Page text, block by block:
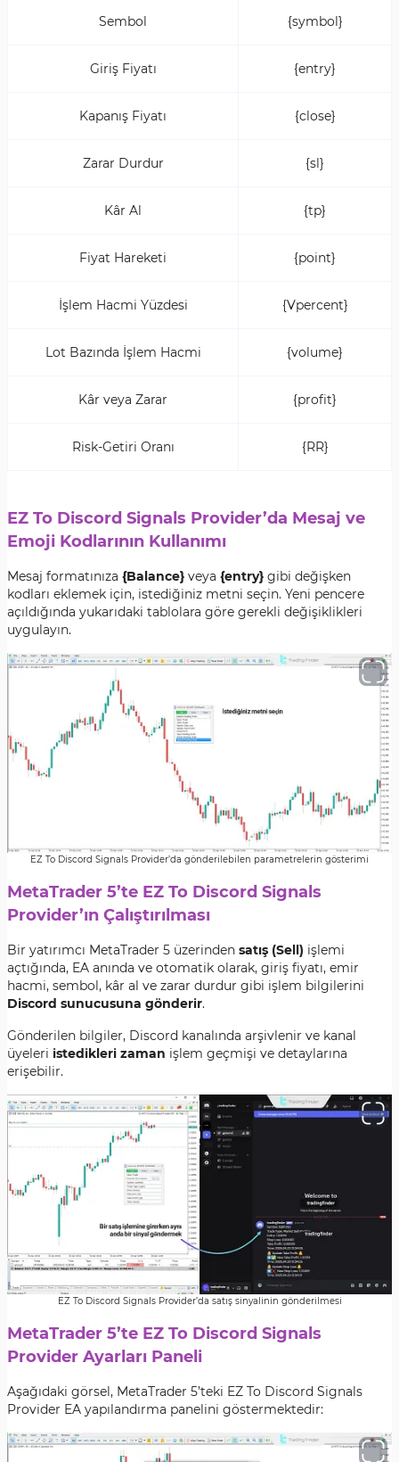
Sembol {symbol}
Giriş Fiyatı {entry}
Kapanış Fiyatı {close}
Zarar Durdur {sl}
Kâr Al {tp}
Fiyat Hareketi {point}
İşlem Hacmi Yüzdesi {Vpercent}
Lot Bazında İşlem Hacmi {volume}
Kâr veya Zarar {profit}
Risk-Getiri Oranı {RR}
EZ To Discord Signals Provider’da Mesaj ve
Emoji Kodlarının Kullanımı
Mesaj formatınıza {Balance} veya {entry} gibi değişken
kodları eklemek için, istediğiniz metni seçin. Yeni pencere
açıldığında yukarıdaki tablolara göre gerekli değişiklikleri
uygulayın.
EZ To Discord Signals Provider’da gönderilebilen parametrelerin gösterimi
MetaTrader 5’te EZ To Discord Signals
Provider’ın Çalıştırılması
Bir yatırımcı MetaTrader 5 üzerinden satış (Sell) işlemi
açtığında, EA anında ve otomatik olarak, giriş fiyatı, emir
hacmi, sembol, kâr al ve zarar durdur gibi işlem bilgilerini
Discord sunucusuna gönderir.
Gönderilen bilgiler, Discord kanalında arşivlenir ve kanal
üyeleri istedikleri zaman işlem geçmişi ve detaylarına
erişebilir.
EZ To Discord Signals Provider’da satış sinyalinin gönderilmesi
MetaTrader 5’te EZ To Discord Signals
Provider Ayarları Paneli
Aşağıdaki görsel, MetaTrader 5’teki EZ To Discord Signals
Provider EA yapılandırma panelini göstermektedir: